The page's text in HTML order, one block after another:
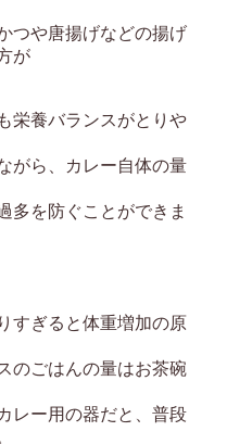
つや唐揚げなどの揚げ
が
栄養バランスがとりや
がら、カレー自体の量
多を防ぐことができま
すぎると体重増加の原
のごはんの量はお茶碗
レー用の器だと、普段